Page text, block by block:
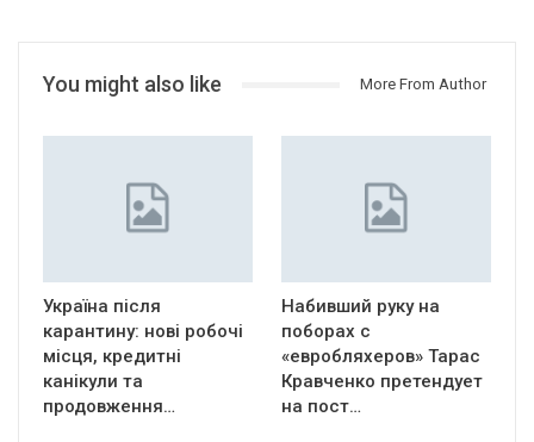
You might also like More From Author
Україна після
карантину: нові робочі
місця, кредитні
канікули та
продовження…
Набивший руку на
поборах с
«евробляхеров» Тарас
Кравченко претендует
на пост…